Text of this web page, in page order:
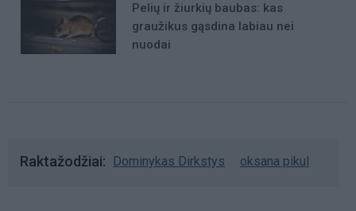
Pelių ir žiurkių baubas: kas
graužikus gąsdina labiau nei
nuodai
Raktažodžiai Dominykas Dirkstys oksana pikul